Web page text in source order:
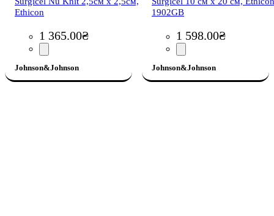
Ethicon
1 365.00₴
Johnson&Johnson
1902GB
1 598.00₴
Johnson&Johnson